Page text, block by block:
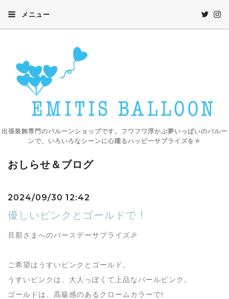
メニュー
出張装飾専門のバルーンショップです。フワフワ浮かぶ夢いっぱいのバルー
ンで、いろいろなシーンに心躍るハッピーサプライズを☆
おしらせ＆ブログ
2024/09/30 12:42
優しいピンクとゴールドで！
旦那さまへのバースデーサプライズ🎉
ご希望はうすいピンクとゴールド。
うすいピンクは、大人っぽくて上品なパールピンク。
ゴールドは、高級感のあるクロームカラーで!